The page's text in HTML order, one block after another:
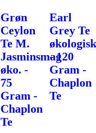
Grøn
Ceylon
Te M.
Jasminsmag
øko. -
75
Gram -
Chaplon
Te
Earl
Grey Te
økologisk
- 120
Gram -
Chaplon
Te